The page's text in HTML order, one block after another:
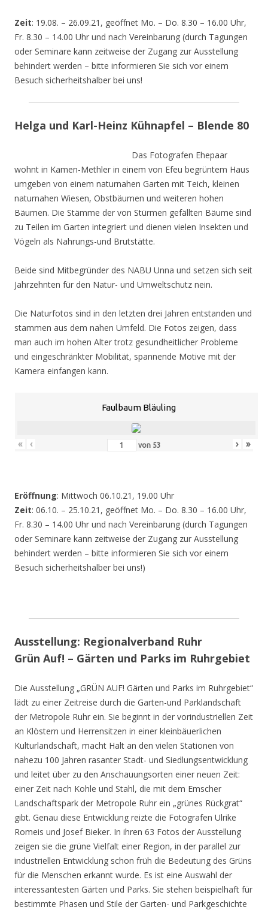
Zeit: 19.08. – 26.09.21, geöffnet Mo. – Do. 8.30 – 16.00 Uhr,
Fr. 8.30 – 14.00 Uhr und nach Vereinbarung (durch Tagungen
oder Seminare kann zeitweise der Zugang zur Ausstellung
behindert werden – bitte informieren Sie sich vor einem
Besuch sicherheitshalber bei uns!
Helga und Karl-Heinz Kühnapfel – Blende 80
Das Fotografen Ehepaar
wohnt in Kamen-Methler in einem von Efeu begrüntem Haus
umgeben von einem naturnahen Garten mit Teich, kleinen
naturnahen Wiesen, Obstbäumen und weiteren hohen
Bäumen. Die Stämme der von Stürmen gefällten Bäume sind
zu Teilen im Garten integriert und dienen vielen Insekten und
Vögeln als Nahrungs-und Brutstätte.
Beide sind Mitbegründer des NABU Unna und setzen sich seit
Jahrzehnten für den Natur- und Umweltschutz nein.
Die Naturfotos sind in den letzten drei Jahren entstanden und
stammen aus dem nahen Umfeld. Die Fotos zeigen, dass
man auch im hohen Alter trotz gesundheitlicher Probleme
und eingeschränkter Mobilität, spannende Motive mit der
Kamera einfangen kann.
Faulbaum Bläuling
« ‹ von 53 › »
Eröffnung: Mittwoch 06.10.21, 19.00 Uhr
Zeit: 06.10. – 25.10.21, geöffnet Mo. – Do. 8.30 – 16.00 Uhr,
Fr. 8.30 – 14.00 Uhr und nach Vereinbarung (durch Tagungen
oder Seminare kann zeitweise der Zugang zur Ausstellung
behindert werden – bitte informieren Sie sich vor einem
Besuch sicherheitshalber bei uns!)
Ausstellung: Regionalverband Ruhr
Grün Auf! – Gärten und Parks im Ruhrgebiet
Die Ausstellung „GRÜN AUF! Gärten und Parks im Ruhrgebiet“
lädt zu einer Zeitreise durch die Garten-und Parklandschaft
der Metropole Ruhr ein. Sie beginnt in der vorindustriellen Zeit
an Klöstern und Herrensitzen in einer kleinbäuerlichen
Kulturlandschaft, macht Halt an den vielen Stationen von
nahezu 100 Jahren rasanter Stadt- und Siedlungsentwicklung
und leitet über zu den Anschauungsorten einer neuen Zeit:
einer Zeit nach Kohle und Stahl, die mit dem Emscher
Landschaftspark der Metropole Ruhr ein „grünes Rückgrat“
gibt. Genau diese Entwicklung reizte die Fotografen Ulrike
Romeis und Josef Bieker. In ihren 63 Fotos der Ausstellung
zeigen sie die grüne Vielfalt einer Region, in der parallel zur
industriellen Entwicklung schon früh die Bedeutung des Grüns
für die Menschen erkannt wurde. Es ist eine Auswahl der
interessantesten Gärten und Parks. Sie stehen beispielhaft für
bestimmte Phasen und Stile der Garten- und Parkgeschichte